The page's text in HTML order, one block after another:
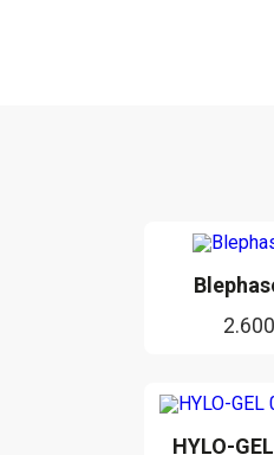
2.600
HYLO-